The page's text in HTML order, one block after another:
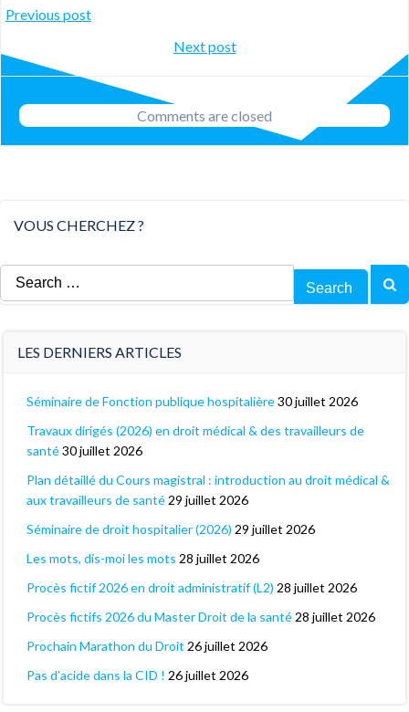
Post
navigation
Previous post
Post
navigation
Next post
Comments are closed
VOUS CHERCHEZ ?
Search
for:
LES DERNIERS ARTICLES
Séminaire de Fonction publique hospitalière30 juillet 2026
Travaux dirigés (2026) en droit médical & des travailleurs de
santé30 juillet 2026
Plan détaillé du Cours magistral : introduction au droit médical &
aux travailleurs de santé 29 juillet 2026
Séminaire de droit hospitalier (2026) 29 juillet 2026
Les mots, dis-moi les mots 28 juillet 2026
Procès fictif 2026 en droit administratif (L2) 28 juillet 2026
Procès fictifs 2026 du Master Droit de la santé 28 juillet 2026
Prochain Marathon du Droit 26 juillet 2026
Pas d’acide dans la CID ! 26 juillet 2026